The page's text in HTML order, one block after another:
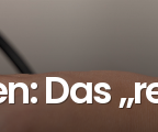
Das